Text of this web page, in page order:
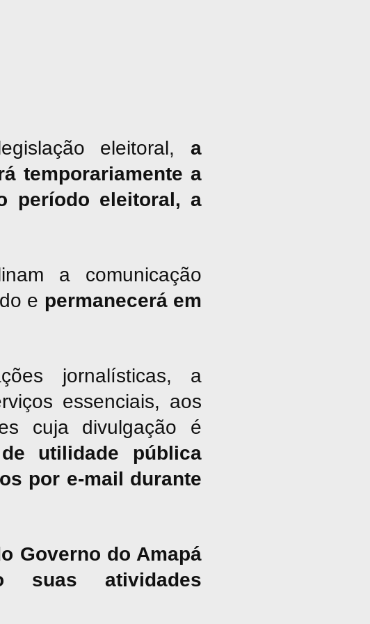
eleitoral, a
temporariamente a
período eleitoral, a
a comunicação
e permanecerá em
jornalísticas, a
essenciais, aos
cuja divulgação é
utilidade pública
por e-mail durante
Governo do Amapá
suas atividades